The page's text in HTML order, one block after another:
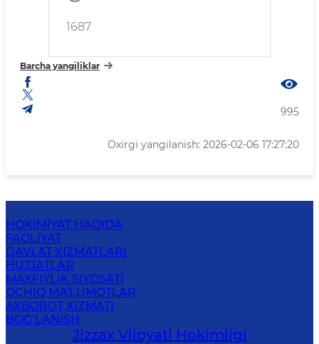
1687
Barcha yangiliklar
995
Oxirgi yangilanish: 2026-02-06 17:27:20
HOKIMIYAT HAQIDA
FAOLIYAT
DAVLAT XIZMATLARI
HUJJATLAR
MAXFIYLIK SIYOSATI
OCHIQ MA'LUMOTLAR
AXBOROT XIZMATI
BOG‘LANISH
Jizzах Vilоyati Hоkimligi